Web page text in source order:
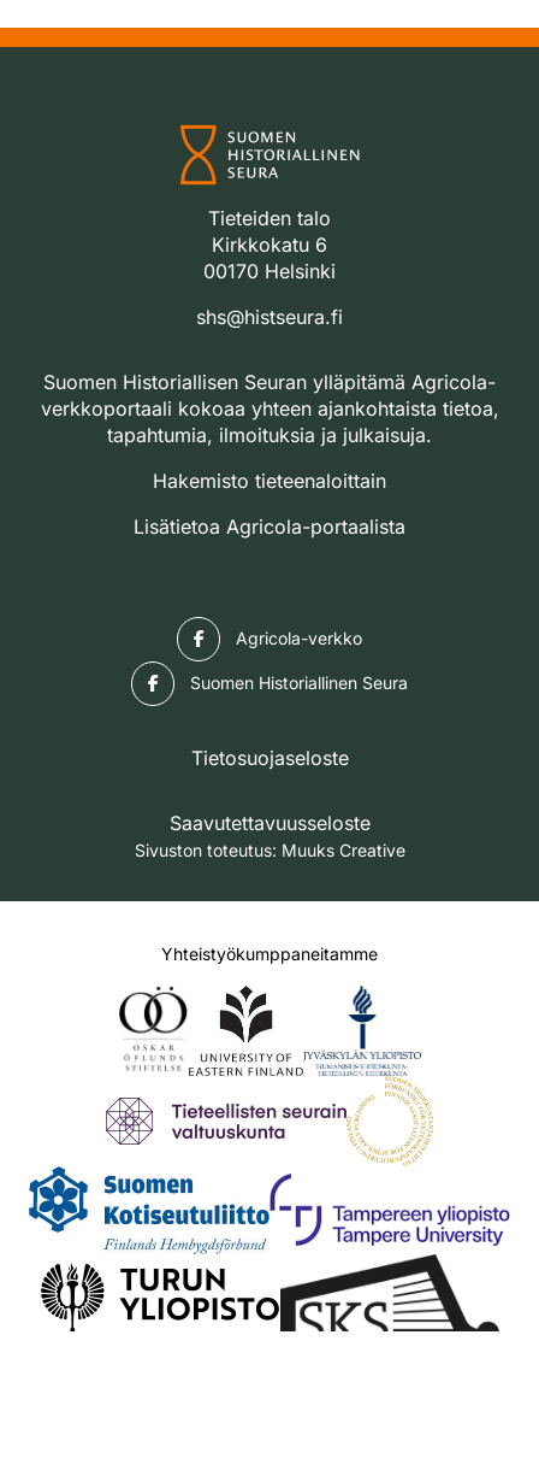
Tieteiden talo
Kirkkokatu 6
00170 Helsinki
shs@histseura.fi
Suomen Historiallisen Seuran ylläpitämä Agricola-
verkkoportaali kokoaa yhteen ajankohtaista tietoa,
tapahtumia, ilmoituksia ja julkaisuja.
Hakemisto tieteenaloittain
Lisätietoa Agricola-portaalista
Agricola-verkko
Suomen Historiallinen Seura
Tietosuojaseloste
Saavutettavuusseloste
Sivuston toteutus: Muuks Creative
Yhteistyökumppaneitamme